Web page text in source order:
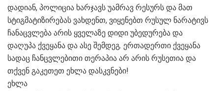
დადიან, პოლიცია ხარჯავს უამრავ რესურს და მათ
სტიგმატიზირებას ვახდენთ, ვიყენებთ რუსულ ნარატივს
ჩანაცვლება არის ყველაზე დიდი უბედურება და
დაღუპა ქვეყანა და ასე შემდეგ. ერთადერთი ქვეყანა
სადაც ჩანცვლებითი თერაპია არ არის რუსეთია და
თქვენ გაკეთეთ ეხლა დასკვნები!
ეხლა